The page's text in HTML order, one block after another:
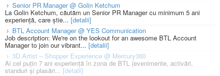
Senior PR Manager @ Golin Ketchum
La Golin Ketchum, căutăm un Senior PR Manager cu minimum 5 ani
experiență, care știe... [detalii]
BTL Account Manager @ YES Communication
Job description: We're on the lookout for an awesome BTL Account
Manager to join our vibrant... [detalii]
3D Artist – Shopper Experience @ Mercury360
Ai cel puțin 7 ani experiență în zona de BTL (evenimente, activări,
standuri și plasări... [detalii]